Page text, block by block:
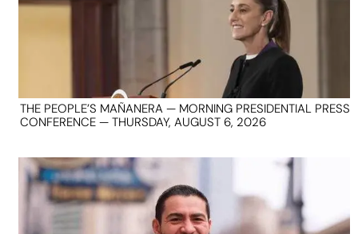
THE PEOPLE’S MAÑANERA — MORNING PRESIDENTIAL PRESS
CONFERENCE — THURSDAY, AUGUST 6, 2026